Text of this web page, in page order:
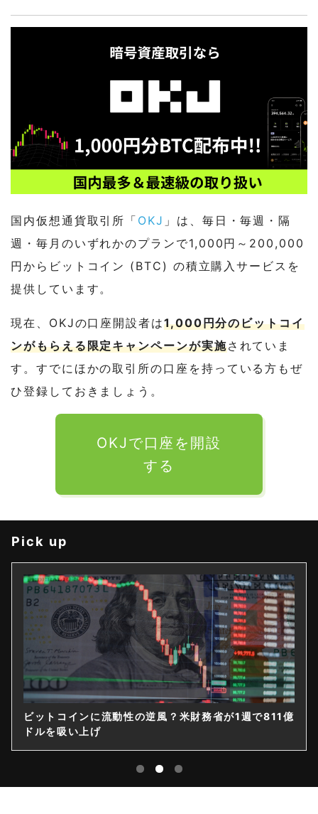
国内仮想通貨取引所「 OKJ 」は、毎日・毎週・隔
週・毎月のいずれかのプランで1,000円～200,000
円からビットコイン (BTC) の積立購入サービスを
提供しています。
現在、OKJの口座開設者は1,000円分のビットコイ
ンがもらえる限定キャンペーンが実施されていま
す。すでにほかの取引所の口座を持っている方もぜ
ひ登録しておきましょう。
OKJで口座を開設
する
Pick up
ビットコインに流動性の逆風？米財務省が1週で811億
ドルを吸い上げ